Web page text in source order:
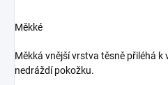
Měkké
Měkká vnější vrstva těsně přiléhá k
nedráždí pokožku.